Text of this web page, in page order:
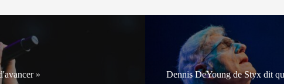
»
Dennis DeYoung de Styx dit